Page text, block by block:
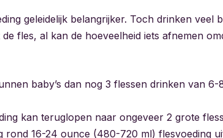
geleidelijk belangrijker. Toch drinken veel
fles, al kan de hoeveelheid iets afnemen
baby’s dan nog 3 flessen drinken van 6-
kan teruglopen naar ongeveer 2 grote
rond 16-24 ounce (480-720 ml) flesvoeding